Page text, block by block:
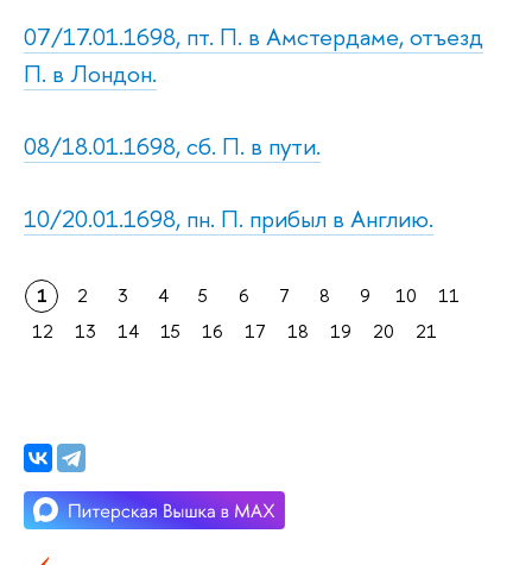
07/17.01.1698, пт. П. в Амстердаме, отъезд
П. в Лондон.
08/18.01.1698, сб. П. в пути.
10/20.01.1698, пн. П. прибыл в Англию.
1 2 3 4 5 6 7 8 9 10
11
12
13 14 15 16 17 18 19 20 21